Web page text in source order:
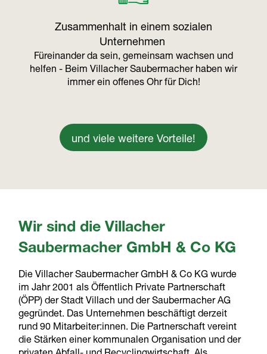
Zusammenhalt in einem sozialen
Unternehmen
Füreinander da sein, gemeinsam wachsen und
helfen - Beim Villacher Saubermacher haben wir
immer ein offenes Ohr für Dich!
und viele weitere Vorteile!
Wir sind die Villacher
Saubermacher GmbH & Co KG
Die Villacher Saubermacher GmbH & Co KG wurde
im Jahr 2001 als Öffentlich Private Partnerschaft
(ÖPP) der Stadt Villach und der Saubermacher AG
gegründet. Das Unternehmen beschäftigt derzeit
rund 90 Mitarbeiter:innen. Die Partnerschaft vereint
die Stärken einer kommunalen Organisation und der